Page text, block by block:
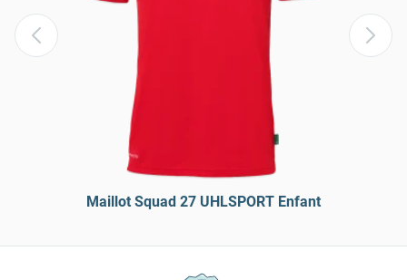
Maillot Squad 27 UHLSPORT Enfant